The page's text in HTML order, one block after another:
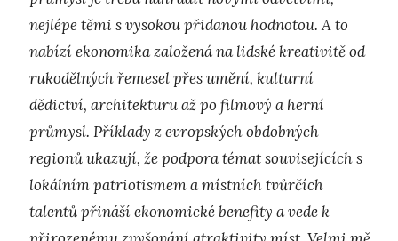
nejlépe těmi s vysokou přidanou hodnotou. A to
nabízí ekonomika založená na lidské kreativitě od
rukodělných řemesel přes umění, kulturní
dědictví, architekturu až po filmový a herní
průmysl. Příklady z evropských obdobných
regionů ukazují, že podpora témat souvisejících s
lokálním patriotismem a místních tvůrčích
talentů přináší ekonomické benefity a vede k